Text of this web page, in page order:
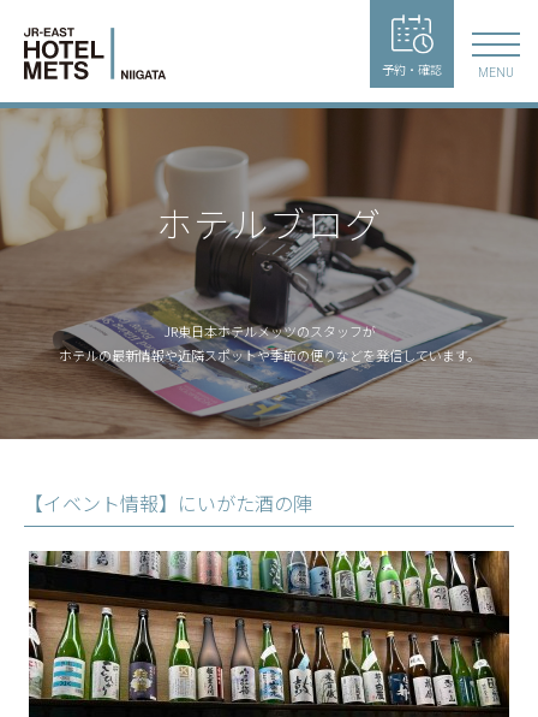
予約・確認 MENU
ホテルブログ
JR東日本ホテルメッツのスタッフが
ホテルの最新情報や近隣スポットや季節の便りなどを発信しています。
【イベント情報】にいがた酒の陣